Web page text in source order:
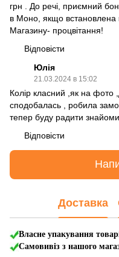
грн . До речі, приємний
в Моно, якщо встановлена
Магазину- процвітання!
Відповісти
Юлія
21.03.2024 в 15:02
Колір класний ,як на фото
сподобалась , робила
тепер буду радити
Відповісти
Доставка
Власне упакування
Самовивіз з нашого